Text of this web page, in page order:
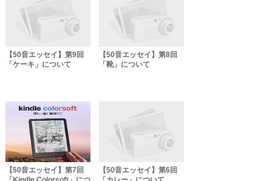
【50音エッセイ】第9回
「ケーキ」について
【50音エッセイ】第8回
「靴」について
【50音エッセイ】第7回
【50音エッセイ】第6回